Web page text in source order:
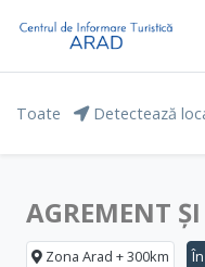
Toate Detectează
AGREMENT
Zona Arad + 300km